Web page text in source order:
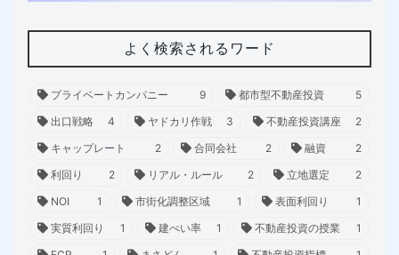
よく検索されるワード
プライベートカンパニー 9 都市型不動産投資
5
出口戦略
4 ヤドカリ作戦 3 不動産投資講座
2
キャップレート
2 合同会社 2 融資
2
利回り
2 リアル・ルール 2 立地選定
2
NOI
1 市街化調整区域 1 表面利回り
1
実質利回り
1 建ぺい率 1 不動産投資の授業
1